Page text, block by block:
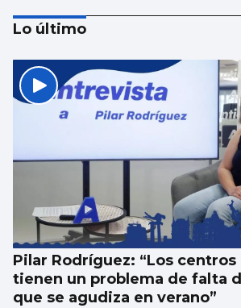
Aprendizaje para observar el
mundo’ sin riesgo
Lo último
Pilar Rodríguez: “Los centros
tienen un problema de falta
que se agudiza en verano”